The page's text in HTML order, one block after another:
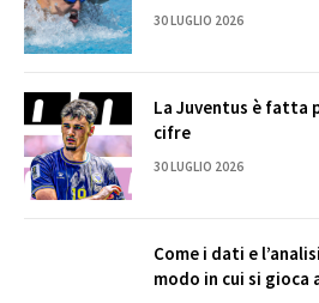
30 LUGLIO 2026
La Juventus è fatta
cifre
30 LUGLIO 2026
Come i dati e
modo in cui si gioca